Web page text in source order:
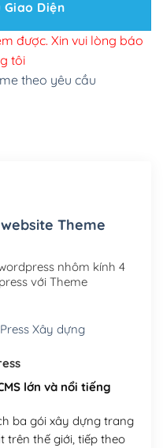
chính(+200,000₫)
site theo yêu cầu
Wordpress(+100,000₫)
.org (1 năm)
(+950,000₫)
Giao Diện
được. Xin vui lòng báo
tôi
theo yêu cầu
Theme
nhôm kính 4
với Theme
Xây dựng
lớn và nổi tiếng
ba gói xây dựng trang
trên thế giới, tiếp theo